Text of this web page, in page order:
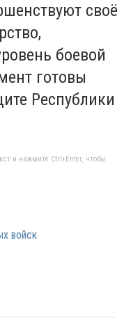
своё
боевой
готовы
Республики
и нажмите Ctrl+Enter, чтобы
войск